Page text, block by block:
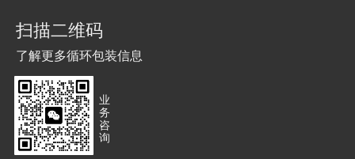
扫描二维码
了解更多循环包装信息
业
务
咨
询